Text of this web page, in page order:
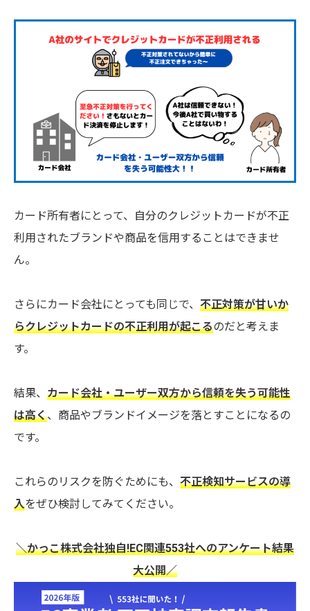
カード所有者にとって、自分のクレジットカードが不正
利用されたブランドや商品を信用することはできませ
ん。
さらにカード会社にとっても同じで、 不正対策が甘いか
らクレジットカードの不正利用が起こるのだと考えま
す。
結果、 カード会社・ユーザー双方から信頼を失う可能性
は高く、商品やブランドイメージを落とすことになるの
です。
これらのリスクを防ぐためにも、 不正検知サービスの導
入をぜひ検討してみてください。
＼かっこ株式会社独自!EC関連553社へのアンケート結果
大公開／